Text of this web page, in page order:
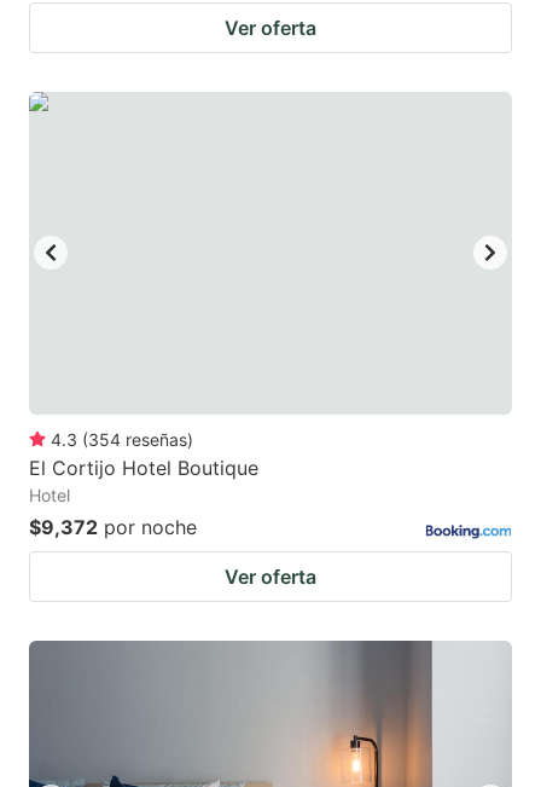
Ver oferta
4.3 (354 reseñas)
El Cortijo Hotel Boutique
Hotel
$9,372 por noche
Ver oferta